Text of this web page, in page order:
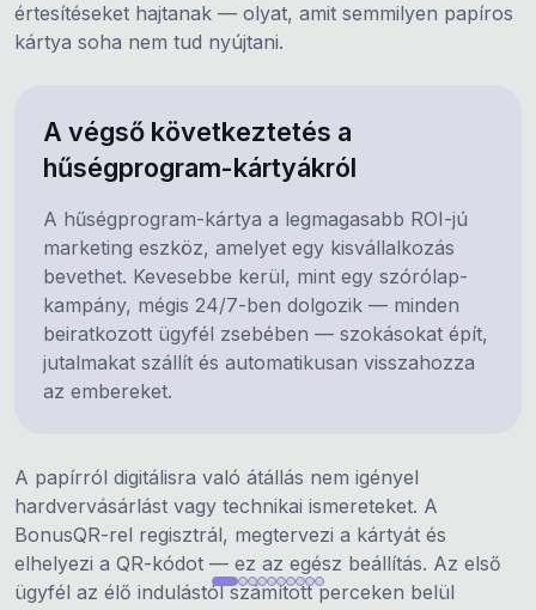
értesítéseket hajtanak — olyat, amit semmilyen papíros
kártya soha nem tud nyújtani.
A végső következtetés a
hűségprogram-kártyákról
A hűségprogram-kártya a legmagasabb ROI-jú
marketing eszköz, amelyet egy kisvállalkozás
bevethet. Kevesebbe kerül, mint egy szórólap-
kampány, mégis 24/7-ben dolgozik — minden
beiratkozott ügyfél zsebében — szokásokat épít,
jutalmakat szállít és automatikusan visszahozza
az embereket.
A papírról digitálisra való átállás nem igényel
hardvervásárlást vagy technikai ismereteket. A
BonusQR-rel regisztrál, megtervezi a kártyát és
elhelyezi a QR-kódot — ez az egész beállítás. Az első
ügyfél az élő indulástól számított perceken belül